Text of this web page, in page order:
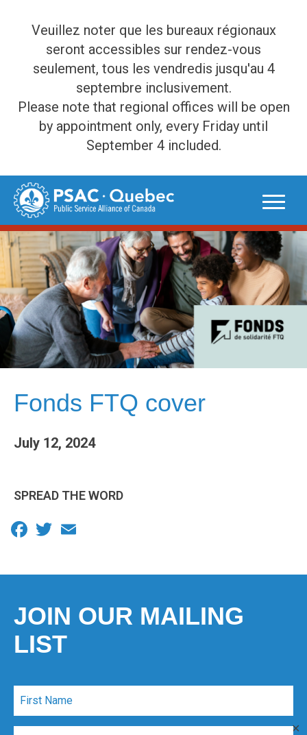
Veuillez noter que les bureaux régionaux
seront accessibles sur rendez-vous
seulement, tous les vendredis jusqu'au 4
septembre inclusivement.
Please note that regional offices will be open
by appointment only, every Friday until
September 4 included.
✕
Skip
content
Fonds FTQ cover
July 12, 2024
SPREAD THE WORD
Facebook
Twitter
JOIN OUR MAILING
LIST